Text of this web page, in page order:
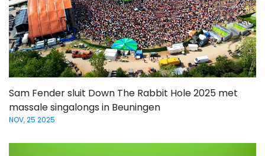
Sam Fender sluit Down The Rabbit Hole 2025 met
massale singalongs in Beuningen
NOV, 25 2025